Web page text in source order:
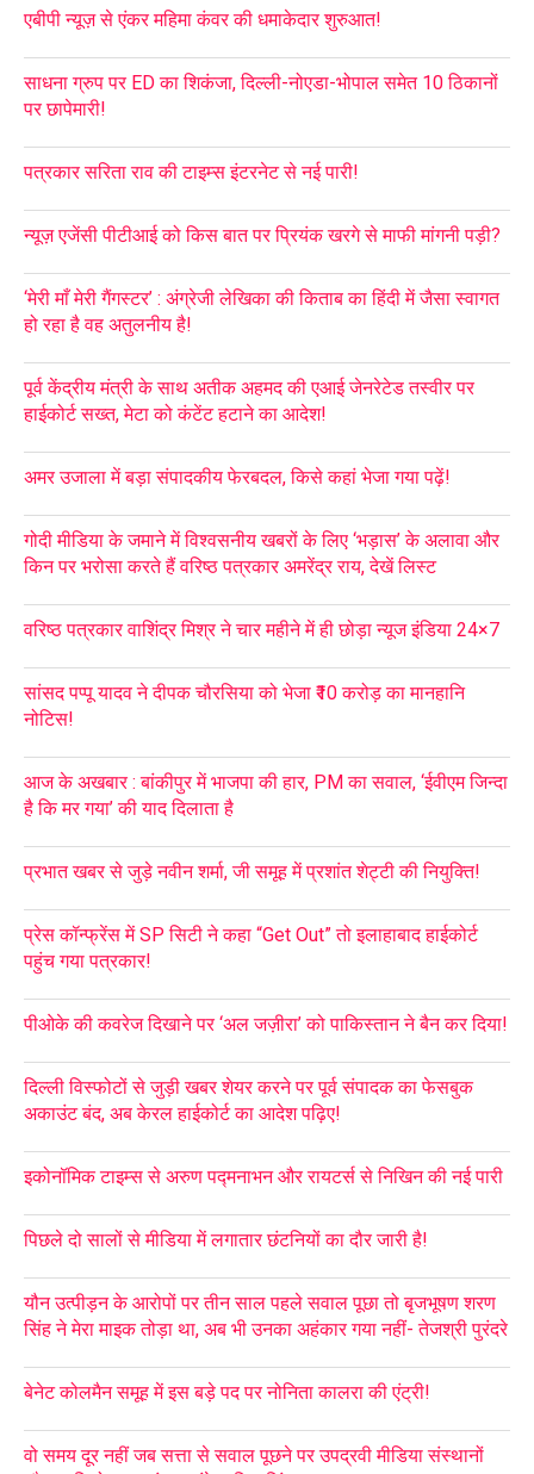
एबीपी न्यूज़ से एंकर महिमा कंवर की धमाकेदार शुरुआत!
साधना ग्रुप पर ED का शिकंजा, दिल्ली-नोएडा-भोपाल समेत 10 ठिकानों
पर छापेमारी!
पत्रकार सरिता राव की टाइम्स इंटरनेट से नई पारी!
न्यूज़ एजेंसी पीटीआई को किस बात पर प्रियंक खरगे से माफी मांगनी पड़ी?
‘मेरी माँ मेरी गैंगस्टर’ : अंग्रेजी लेखिका की किताब का हिंदी में जैसा स्वागत
हो रहा है वह अतुलनीय है!
पूर्व केंद्रीय मंत्री के साथ अतीक अहमद की एआई जेनरेटेड तस्वीर पर
हाईकोर्ट सख्त, मेटा को कंटेंट हटाने का आदेश!
अमर उजाला में बड़ा संपादकीय फेरबदल, किसे कहां भेजा गया पढ़ें!
गोदी मीडिया के जमाने में विश्वसनीय खबरों के लिए ‘भड़ास’ के अलावा और
किन पर भरोसा करते हैं वरिष्ठ पत्रकार अमरेंद्र राय, देखें लिस्ट
वरिष्ठ पत्रकार वाशिंद्र मिश्र ने चार महीने में ही छोड़ा न्यूज इंडिया 24×7
सांसद पप्पू यादव ने दीपक चौरसिया को भेजा ₹10 करोड़ का मानहानि
नोटिस!
आज के अखबार : बांकीपुर में भाजपा की हार, PM का सवाल, ‘ईवीएम जिन्दा
है कि मर गया’ की याद दिलाता है
प्रभात खबर से जुड़े नवीन शर्मा, जी समूह में प्रशांत शेट्टी की नियुक्ति!
प्रेस कॉन्फ्रेंस में SP सिटी ने कहा “Get Out” तो इलाहाबाद हाईकोर्ट
पहुंच गया पत्रकार!
पीओके की कवरेज दिखाने पर ‘अल जज़ीरा’ को पाकिस्तान ने बैन कर दिया!
दिल्ली विस्फोटों से जुड़ी खबर शेयर करने पर पूर्व संपादक का फेसबुक
अकाउंट बंद, अब केरल हाईकोर्ट का आदेश पढ़िए!
इकोनॉमिक टाइम्स से अरुण पद्मनाभन और रायटर्स से निखिन की नई पारी
पिछले दो सालों से मीडिया में लगातार छंटनियों का दौर जारी है!
यौन उत्पीड़न के आरोपों पर तीन साल पहले सवाल पूछा तो बृजभूषण शरण
सिंह ने मेरा माइक तोड़ा था, अब भी उनका अहंकार गया नहीं- तेजश्री पुरंदरे
बेनेट कोलमैन समूह में इस बड़े पद पर नोनिता कालरा की एंट्री!
वो समय दूर नहीं जब सत्ता से सवाल पूछने पर उपद्रवी मीडिया संस्थानों